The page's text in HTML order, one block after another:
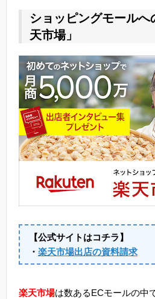
ショッピングモールへ
天市場」
【公式サイトはコチラ】
・ 楽天市場出店の資料請求
楽天市場は数あるECモールの中